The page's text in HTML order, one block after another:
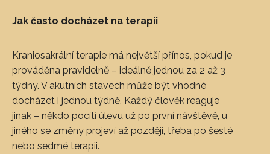
Jak často docházet na terapii
Kraniosakrální terapie má největší přínos, pokud je
prováděna pravidelně – ideálně jednou za 2 až 3
týdny. V akutních stavech může být vhodné
docházet i jednou týdně. Každý člověk reaguje
jinak – někdo pocítí úlevu už po první návštěvě, u
jiného se změny projeví až později, třeba po šesté
nebo sedmé terapii.